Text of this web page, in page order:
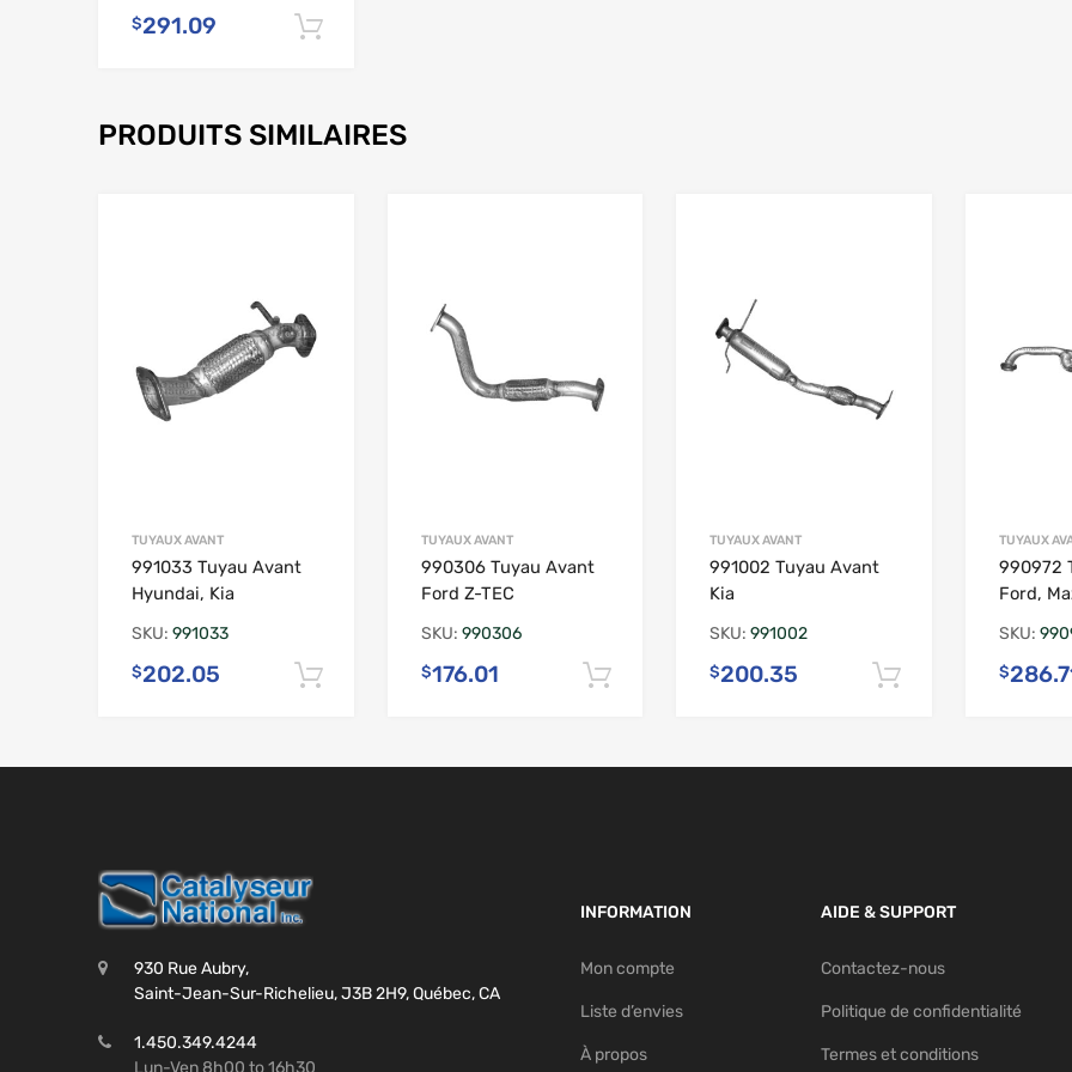
$291.09
PRODUITS SIMILAIRES
TUYAUX AVANT
991033 Tuyau Avant
Hyundai, Kia
SKU:991033
$202.05 Ajouter au panier
TUYAUX AVANT
990306 Tuyau Avant
Ford Z-TEC
SKU: 990306
$176.01 Ajouter au panier
TUYAUX AVANT
991002 Tuyau Avant
Kia
SKU:991002
$200.35 Ajouter au
TUYAUX
990972
Ford,
SKU:
$
930 Rue Aubry,
Saint-Jean-Sur-Richelieu, J3B 2H9, Québec, CA
1.450.349.4244
INFORMATION
Mon compte
Liste d’envies
À propos
AIDE & SUPPORT
Contactez-nous
Politique de confidentialité
Termes et conditions